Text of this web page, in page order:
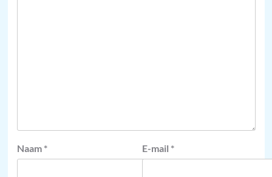
Naam * E-mail *